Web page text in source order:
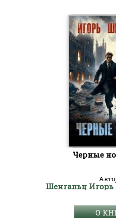
Черные
Шенгальц Игорь
О